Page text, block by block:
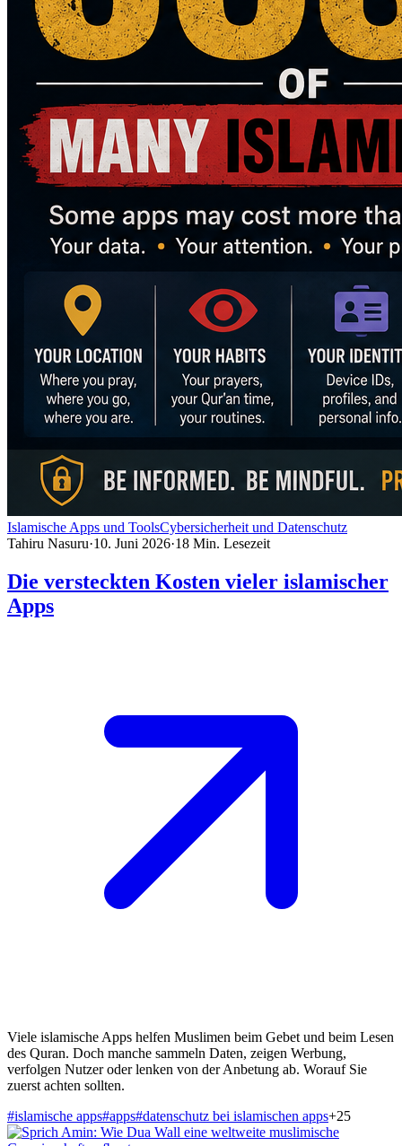
Islamische Apps und ToolsCybersicherheit und Datenschutz
Tahiru Nasuru·10. Juni 2026·18 Min. Lesezeit
Die versteckten Kosten vieler islamischer
Apps
Viele islamische Apps helfen Muslimen beim Gebet und beim Lesen
des Quran. Doch manche sammeln Daten, zeigen Werbung,
verfolgen Nutzer oder lenken von der Anbetung ab. Worauf Sie
zuerst achten sollten.
#islamische apps#apps#datenschutz bei islamischen apps+25